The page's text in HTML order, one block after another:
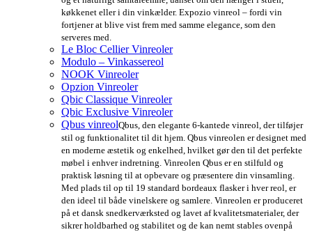
køkkenet eller i din vinkælder. Expozio vinreol – fordi vin
fortjener at blive vist frem med samme elegance, som den
serveres med.
Le Bloc Cellier Vinreoler
Modulo – Vinkassereol
NOOK Vinreoler
Opzion Vinreoler
Qbic Classique Vinreoler
Qbic Exclusive Vinreoler
Qbus vinreolQbus, den elegante 6-kantede vinreol, der tilføjer
stil og funktionalitet til dit hjem. Qbus vinreolen er designet med
en moderne æstetik og enkelhed, hvilket gør den til det perfekte
møbel i enhver indretning. Vinreolen Qbus er en stilfuld og
praktisk løsning til at opbevare og præsentere din vinsamling.
Med plads til op til 19 standard bordeaux flasker i hver reol, er
den ideel til både vinelskere og samlere. Vinreolen er produceret
på et dansk snedkerværksted og lavet af kvalitetsmaterialer, der
sikrer holdbarhed og stabilitet og de kan nemt stables ovenpå